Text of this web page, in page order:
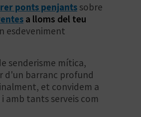
ponts penjants sobre
a lloms del teu
esdeveniment
senderisme mítica,
d'un barranc profund
et convidem a
i amb tants serveis com